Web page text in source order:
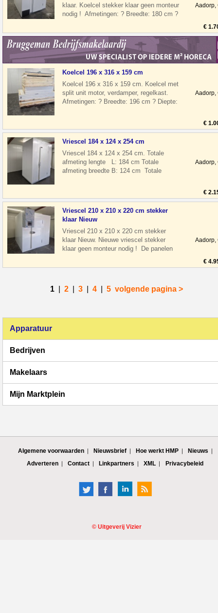
klaar. Koelcel stekker klaar geen monteur
nodig ! Afmetingen: ? Breedte: 180 cm ?
Aadorp,
€
Koelcel 196 x 316 x 159 cm
Koelcel 196 x 316 x 159 cm. Koelcel met
split unit motor, verdamper, regelkast.
Afmetingen: ? Breedte: 196 cm ? Diepte:
Aadorp,
€
Vriescel 184 x 124 x 254 cm
Vriescel 184 x 124 x 254 cm. Totale
afmeting lengte L: 184 cm Totale
afmeting breedte B: 124 cm Totale
Aadorp,
€
Vriescel 210 x 210 x 220 cm stekker
klaar Nieuw
Vriescel 210 x 210 x 220 cm stekker
klaar Nieuw. Nieuwe vriescel stekker
klaar geen monteur nodig ! De panelen
Aadorp,
€
1 2 3 4 5 volgende pagina >
Apparatuur
Bedrijven
Makelaars
Mijn Marktplein
Algemene voorwaarden Nieuwsbrief Hoe werkt HMP
Nieuws
Adverteren
Contact Linkpartners XML Privacybeleid
© Uitgeverij Vizier